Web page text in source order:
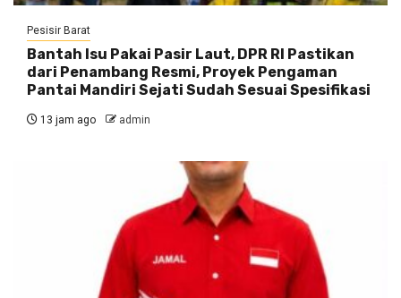
Pesisir Barat
Bantah Isu Pakai Pasir Laut, DPR RI Pastikan
dari Penambang Resmi, Proyek Pengaman
Pantai Mandiri Sejati Sudah Sesuai Spesifikasi
13 jam ago admin